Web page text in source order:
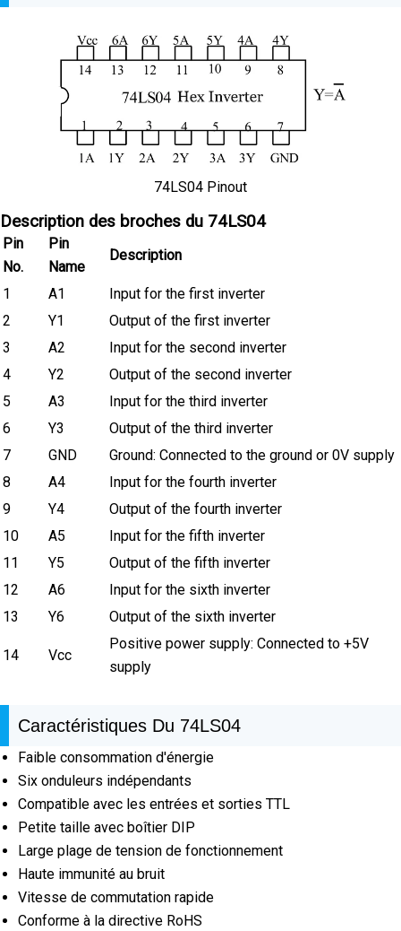
74LS04 Pinout
Description des broches du 74LS04
Pin
No.
Pin
Name
Description
1 A1
Input for the first inverter
2
Y1
Output of the first inverter
3
A2
Input for the second inverter
4
Y2
Output of the second inverter
5
A3
Input for the third inverter
6
Y3
Output of the third inverter
7
GND
Ground: Connected to the ground or 0V supply
8
A4
Input for the fourth inverter
9
Y4
Output of the fourth inverter
10
A5
Input for the fifth inverter
11
Y5
Output of the fifth inverter
12
A6
Input for the sixth inverter
13
Y6 Output of the sixth inverter
14 Vcc
Positive power supply: Connected to +5V
supply
Caractéristiques Du 74LS04
Faible consommation d'énergie
Six onduleurs indépendants
Compatible avec les entrées et sorties TTL
Petite taille avec boîtier DIP
Large plage de tension de fonctionnement
Haute immunité au bruit
Vitesse de commutation rapide
Conforme à la directive RoHS